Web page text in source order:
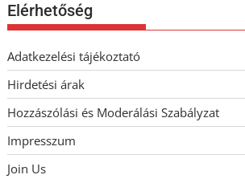
Elérhetőség
Adatkezelési tájékoztató
Hirdetési árak
Hozzászólási és Moderálási Szabályzat
Impresszum
Join Us